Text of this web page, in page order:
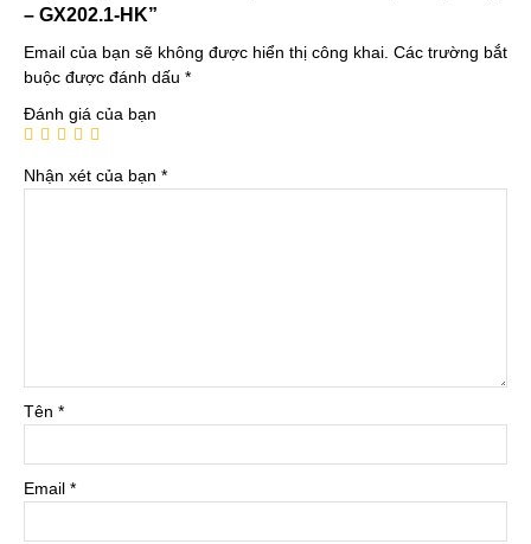
– GX202.1-HK”
Email của bạn sẽ không được hiển thị công khai. Các trường bắt
buộc được đánh dấu *
Đánh giá của bạn
Nhận xét của bạn *
Tên *
Email *